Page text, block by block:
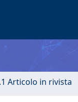
Articolo in rivista